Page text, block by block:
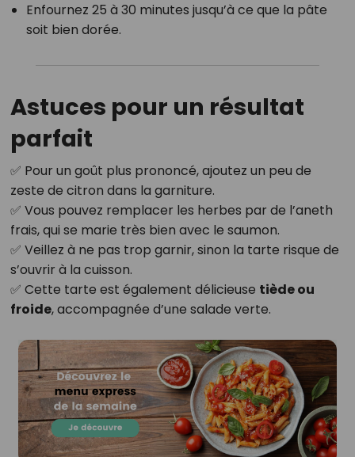
Enfournez 25 à 30 minutes jusqu’à ce que la pâte
soit bien dorée.
Astuces pour un résultat
parfait
✅ Pour un goût plus prononcé, ajoutez un peu de
zeste de citron dans la garniture.
✅ Vous pouvez remplacer les herbes par de l’aneth
frais, qui se marie très bien avec le saumon.
✅ Veillez à ne pas trop garnir, sinon la tarte risque de
s’ouvrir à la cuisson.
✅ Cette tarte est également délicieuse tiède ou
froide, accompagnée d’une salade verte.